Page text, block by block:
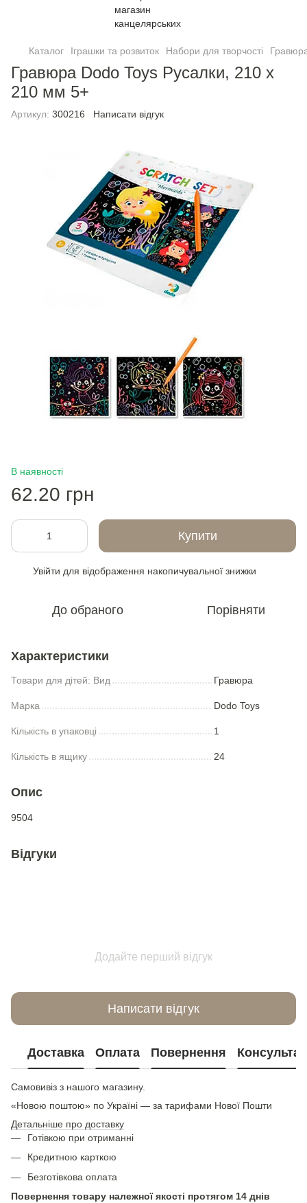
Каталог Іграшки та розвиток Набори для творчості
Гравюра Dodo Toys Русалки, 210 х
210 мм 5+
Артикул: 300216 Написати відгук
В наявності
62.20 грн
Купити
Увійти для відображення накопичувальної знижки
До обраного Порівняти
Характеристики
Товари для дiтей: Вид Гравюра
Марка Dodo Toys
Кількість в упаковці 1
Кількість в ящику 24
Опис
9504
Відгуки
Додайте перший відгук
Написати відгук
Доставка Оплата Повернення
Самовивіз з нашого магазину.
«Новою поштою» по Україні — за тарифами Нової Пошти
Детальніше про доставку
Готівкою при отриманні
Кредитною карткою
Безготівкова оплата
Повернення товару належної якості протягом 14 днів